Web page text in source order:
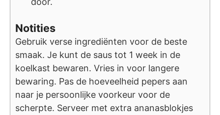
Notities
Gebruik verse ingrediënten voor de beste
smaak. Je kunt de saus tot 1 week in de
koelkast bewaren. Vries in voor langere
bewaring. Pas de hoeveelheid pepers aan
naar je persoonlijke voorkeur voor de
scherpte. Serveer met extra ananasblokjes